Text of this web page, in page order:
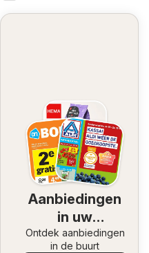
Aanbiedingen
in uw
omgeving
Ontdek aanbiedingen
in de buurt